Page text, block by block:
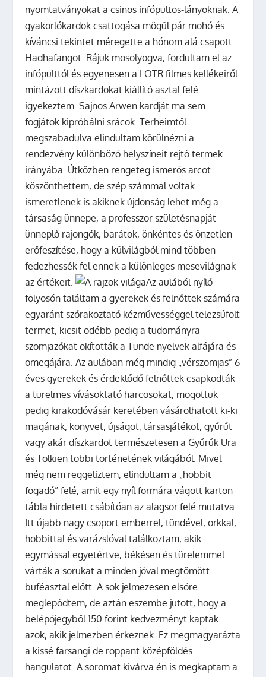
nyomtatványokat a csinos infópultos-lányoknak. A
gyakorlókardok csattogása mögül pár mohó és
kíváncsi tekintet méregette a hónom alá csapott
Hadhafangot. Rájuk mosolyogva, fordultam el az
infópulttól és egyenesen a LOTR filmes kellékeiről
mintázott díszkardokat kiállító asztal felé
igyekeztem. Sajnos Arwen kardját ma sem
fogjátok kipróbálni srácok. Terheimtől
megszabadulva elindultam körülnézni a
rendezvény különböző helyszíneit rejtő termek
irányába. Útközben rengeteg ismerős arcot
köszönthettem, de szép számmal voltak
ismeretlenek is akiknek újdonság lehet még a
társaság ünnepe, a professzor születésnapját
ünneplő rajongók, barátok, önkéntes és önzetlen
erőfeszítése, hogy a külvilágból mind többen
fedezhessék fel ennek a különleges mesevilágnak
az értékeit.
Az aulából nyíló
folyosón találtam a gyerekek és felnőttek számára
egyaránt szórakoztató kézművességgel telezsúfolt
termet, kicsit odébb pedig a tudományra
szomjazókat okították a Tünde nyelvek alfájára és
omegájára. Az aulában még mindig „vérszomjas” 6
éves gyerekek és érdeklődő felnőttek csapkodták
a türelmes vívásoktató harcosokat, mögöttük
pedig kirakodóvásár keretében vásárolhatott ki-ki
magának, könyvet, újságot, társasjátékot, gyűrűt
vagy akár díszkardot természetesen a Gyűrűk Ura
és Tolkien többi történetének világából. Mivel
még nem reggeliztem, elindultam a „hobbit
fogadó” felé, amit egy nyíl formára vágott karton
tábla hirdetett csábítóan az alagsor felé mutatva.
Itt újabb nagy csoport emberrel, tündével, orkkal,
hobbittal és varázslóval találkoztam, akik
egymással egyetértve, békésen és türelemmel
várták a sorukat a minden jóval megtömött
buféasztal előtt. A sok jelmezesen elsőre
meglepődtem, de aztán eszembe jutott, hogy a
belépőjegyből 150 forint kedvezményt kaptak
azok, akik jelmezben érkeznek. Ez megmagyarázta
a kissé farsangi de roppant középföldés
hangulatot. A soromat kivárva én is megkaptam a